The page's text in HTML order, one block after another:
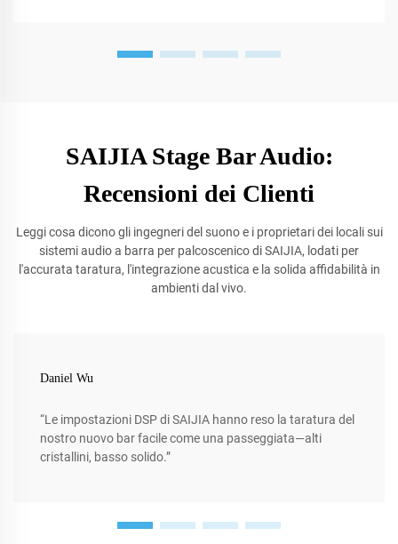
SAIJIA Stage Bar Audio:
Recensioni dei Clienti
Leggi cosa dicono gli ingegneri del suono e i proprietari dei locali sui
sistemi audio a barra per palcoscenico di SAIJIA, lodati per
l'accurata taratura, l'integrazione acustica e la solida affidabilità in
ambienti dal vivo.
Daniel Wu
“Le impostazioni DSP di SAIJIA hanno reso la taratura del
nostro nuovo bar facile come una passeggiata—alti
cristallini, basso solido.”